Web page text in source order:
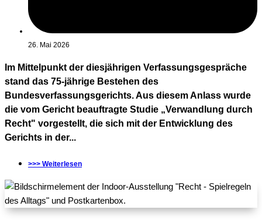
26. Mai 2026
Im Mittelpunkt der diesjährigen Verfassungsgespräche
stand das 75-jährige Bestehen des
Bundesverfassungsgerichts. Aus diesem Anlass wurde
die vom Gericht beauftragte Studie „Verwandlung durch
Recht" vorgestellt, die sich mit der Entwicklung des
Gerichts in der...
>>> Weiterlesen